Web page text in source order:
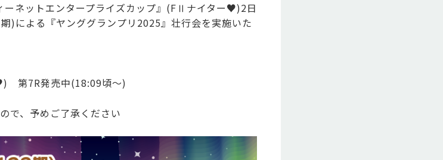
ーネットエンタープライズカップ』(FⅡナイター♥)2日
)による『ヤンググランプリ2025』壮行会を実施いた
第7R発売中(18:09頃～)
で、予めご了承ください